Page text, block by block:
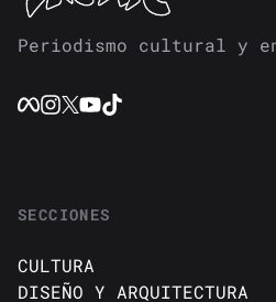
Periodismo cultural y
SECCIONES
CULTURA
DISEÑO Y ARQUITECTURA